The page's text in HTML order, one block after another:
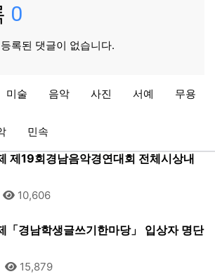
0
등록된 댓글이 없습니다.
미술 음악 사진 서예 무용
민속
민가요제 본선 진출자 현황
13,887
제19회경남음악경연대회 전체시상내
10,606
「경남학생글쓰기한마당」 입상자 명단
15,879